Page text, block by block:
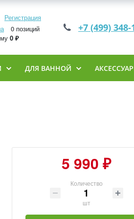
Регистрация
0 позиций
0 ₽
+7 (499) 348-
ДЛЯ ВАННОЙ
5 990 ₽
Количество
шт